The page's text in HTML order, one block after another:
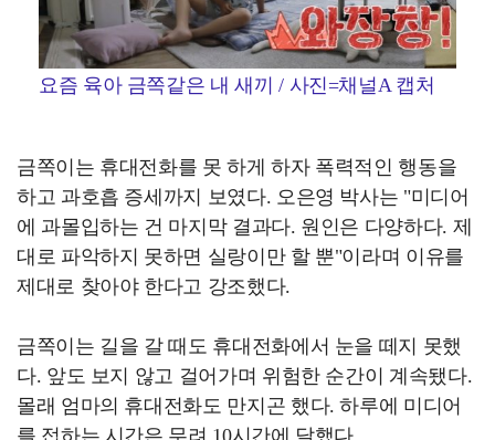
요즘 육아 금쪽같은 내 새끼 / 사진=채널A 캡처
금쪽이는 휴대전화를 못 하게 하자 폭력적인 행동을
하고 과호흡 증세까지 보였다. 오은영 박사는 "미디어
에 과몰입하는 건 마지막 결과다. 원인은 다양하다. 제
대로 파악하지 못하면 실랑이만 할 뿐"이라며 이유를
제대로 찾아야 한다고 강조했다.
금쪽이는 길을 갈 때도 휴대전화에서 눈을 떼지 못했
다. 앞도 보지 않고 걸어가며 위험한 순간이 계속됐다.
몰래 엄마의 휴대전화도 만지곤 했다. 하루에 미디어